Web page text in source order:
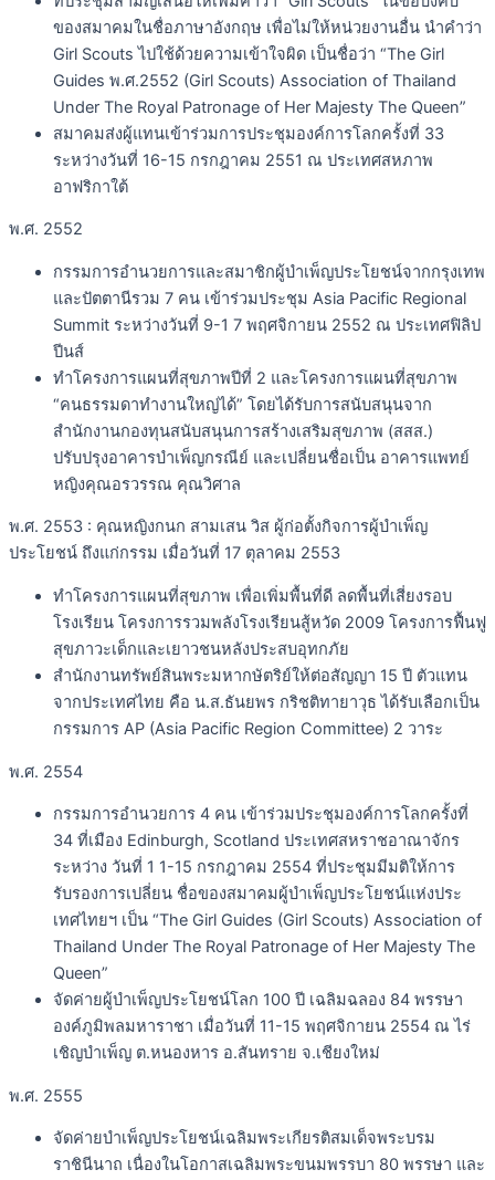
ของสมาคมในชื่อภาษาอังกฤษ เพื่อไม่ให้หน่วยงานอื่น นำคำว่า
Girl Scouts ไปใช้ด้วยความเข้าใจผิด เป็นชื่อว่า “The Girl
Guides พ.ศ.2552 (Girl Scouts) Association of Thailand
Under The Royal Patronage of Her Majesty The Queen”
สมาคมส่งผู้แทนเข้าร่วมการประชุมองค์การโลกครั้งที่ 33
ระหว่างวันที่ 16-15 กรกฎาคม 2551 ณ ประเทศสหภาพ
อาฟริกาใต้
พ.ศ. 2552
กรรมการอำนวยการและสมาชิกผู้บำเพ็ญประโยชน์จากกรุงเทพ
และปัตตานีรวม 7 คน เข้าร่วมประชุม Asia Pacific Regional
Summit ระหว่างวันที่ 9-1 7 พฤศจิกายน 2552 ณ ประเทศฟิลิป
ปีนส์
ทำโครงการแผนที่สุขภาพปีที่ 2 และโครงการแผนที่สุขภาพ
“คนธรรมดาทำงานใหญ่ได้” โดยได้รับการสนับสนุนจาก
สำนักงานกองทุนสนับสนุนการสร้างเสริมสุขภาพ (สสส.)
ปรับปรุงอาคารบำเพ็ญกรณีย์ และเปลี่ยนชื่อเป็น อาคารแพทย์
หญิงคุณอรวรรณ คุณวิศาล
พ.ศ. 2553 : คุณหญิงกนก สามเสน วิส ผู้ก่อตั้งกิจการผู้บำเพ็ญ
ประโยชน์ ถึงแก่กรรม เมื่อวันที่ 17 ตุลาคม 2553
ทำโครงการแผนที่สุขภาพ เพื่อเพิ่มพื้นที่ดี ลดพื้นที่เสี่ยงรอบ
โรงเรียน โครงการรวมพลังโรงเรียนสู้หวัด 2009 โครงการฟื้นฟู
สุขภาวะเด็กและเยาวชนหลังประสบอุทกภัย
สำนักงานทรัพย์สินพระมหากษัตริย์ให้ต่อสัญญา 15 ปี ตัวแทน
จากประเทศไทย คือ น.ส.ธันยพร กริชติทายาวุธ ได้รับเลือกเป็น
กรรมการ AP (Asia Pacific Region Committee) 2 วาระ
พ.ศ. 2554
กรรมการอำนวยการ 4 คน เข้าร่วมประชุมองค์การโลกครั้งที่
34 ที่เมือง Edinburgh, Scotland ประเทศสหราชอาณาจักร
ระหว่าง วันที่ 1 1-15 กรกฎาคม 2554 ที่ประชุมมีมติให้การ
รับรองการเปลี่ยน ชื่อของสมาคมผู้บำเพ็ญประโยชน์แห่งประ
เทศไทยฯ เป็น “The Girl Guides (Girl Scouts) Association of
Thailand Under The Royal Patronage of Her Majesty The
Queen”
จัดค่ายผู้บำเพ็ญประโยชน์โลก 100 ปี เฉลิมฉลอง 84 พรรษา
องค์ภูมิพลมหาราชา เมื่อวันที่ 11-15 พฤศจิกายน 2554 ณ ไร่
เชิญบำเพ็ญ ต.หนองหาร อ.สันทราย จ.เชียงใหม่
พ.ศ. 2555
จัดค่ายบำเพ็ญประโยชน์เฉลิมพระเกียรติสมเด็จพระบรม
ราชินีนาถ เนื่องในโอกาสเฉลิมพระขนมพรรบา 80 พรรษา และ